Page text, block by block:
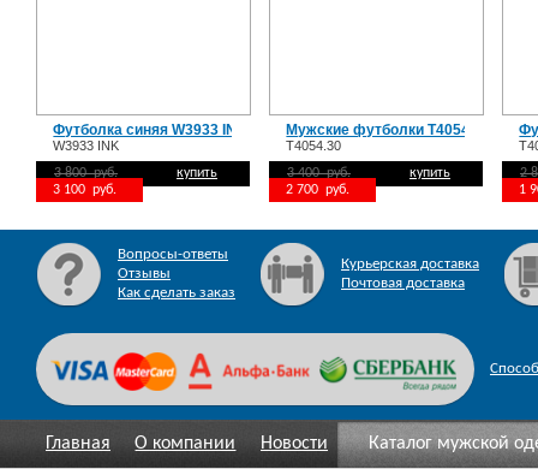
Футболка синяя W3933 INK
W3933 INK
3 800 руб.
3 100 руб.
купить
Мужские футболки T4054.30
T4054.30
3 400 руб.
2 700 руб.
купить
2
1
Вопросы-ответы
Отзывы
Как сделать заказ
Курьерская доставка
Почтовая доставка
Главная О компании Новости Каталог мужской